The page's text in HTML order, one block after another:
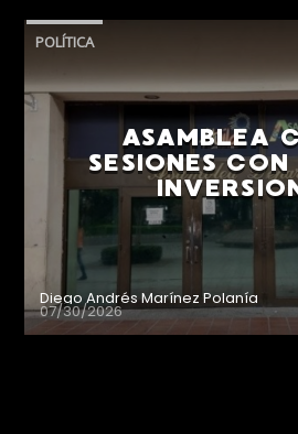
POLÍTICA
ASAMBLEA
SESIONES CON
Diego Andrés Marínez Polanía
07/30/2026